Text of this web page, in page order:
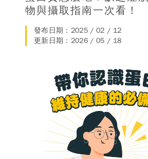
物與攝取指南一次看！
發布日期：2025 / 02 / 12
更新日期：2026 / 05 / 18
優質品牌
德風消息
客服資訊
門市據點 常見問題 聯絡
關於我們
關於德風 人力招募